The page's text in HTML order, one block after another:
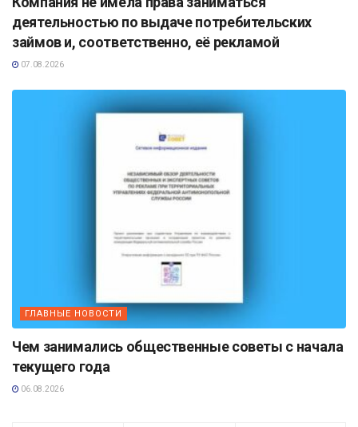
деятельностью по выдаче потребительских
займов и, соответственно, её рекламой
07.08.2026
ГЛАВНЫЕ НОВОСТИ
Чем занимались общественные советы с начала
текущего года
06.08.2026